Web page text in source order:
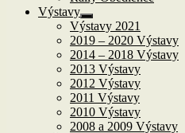
Výstavy
Zobrazit
podřazené
položky
Výstavy 2021
2019 – 2020 Výstavy
2014 – 2018 Výstavy
2013 Výstavy
2012 Výstavy
2011 Výstavy
2010 Výstavy
2008 a 2009 Výstavy